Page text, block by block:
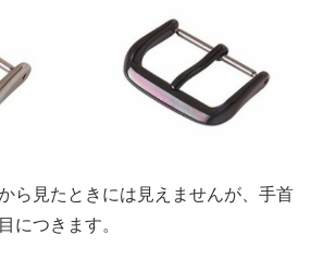
ら見たときには見えませんが、手首
につきます。